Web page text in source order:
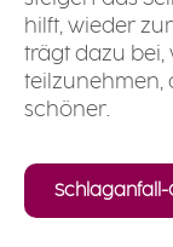
hilft, wieder
trägt dazu bei,
teilzunehmen,
schöner.